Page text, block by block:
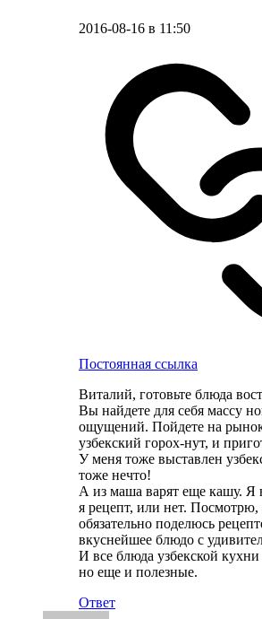
2016-08-16 в 11:50
Постоянная ссылка
Виталий, готовьте блюда
Вы найдете для себя массу
ощущений. Пойдете на
узбекский горох-нут, и
У меня тоже выставлен
тоже нечто!
А из маша варят еще кашу. Я
я рецепт, или нет. Посмотрю,
обязательно поделюсь
вкуснейшее блюдо с
И все блюда узбекской
но еще и полезные.
Ответ